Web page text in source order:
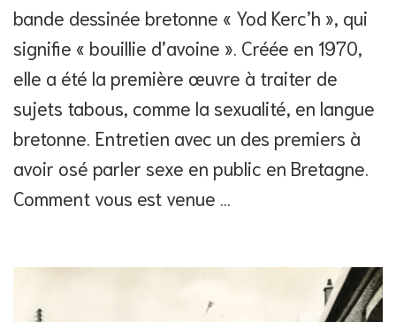
bande dessinée bretonne « Yod Kerc’h », qui
signifie « bouillie d’avoine ». Créée en 1970,
elle a été la première œuvre à traiter de
sujets tabous, comme la sexualité, en langue
bretonne. Entretien avec un des premiers à
avoir osé parler sexe en public en Bretagne.
Comment vous est venue …